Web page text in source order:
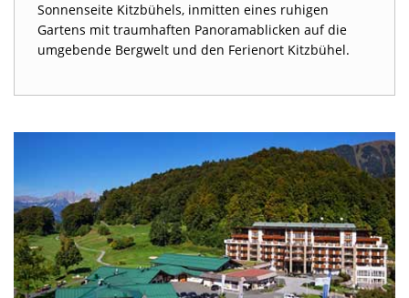
Sonnenseite Kitzbühels, inmitten eines ruhigen
Gartens mit traumhaften Panoramablicken auf die
umgebende Bergwelt und den Ferienort Kitzbühel.